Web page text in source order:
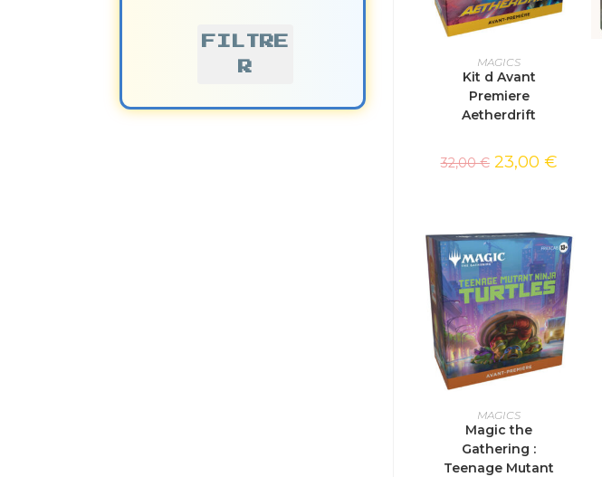
FILTRE
R
AJOUTER AU PANIER
MAGICS
Kit d Avant
Premiere
Aetherdrift
32,00€ 23,00 €
AJOUTER AU PANIER
MAGICS
Magic the
Gathering :
Teenage Mutant